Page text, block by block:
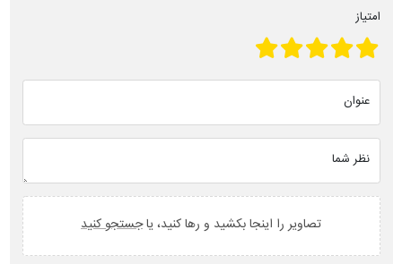
امتیاز
عنوان
نظر شما
تصاویر را اینجا بکشید و رها کنید، یاجستجو کنید